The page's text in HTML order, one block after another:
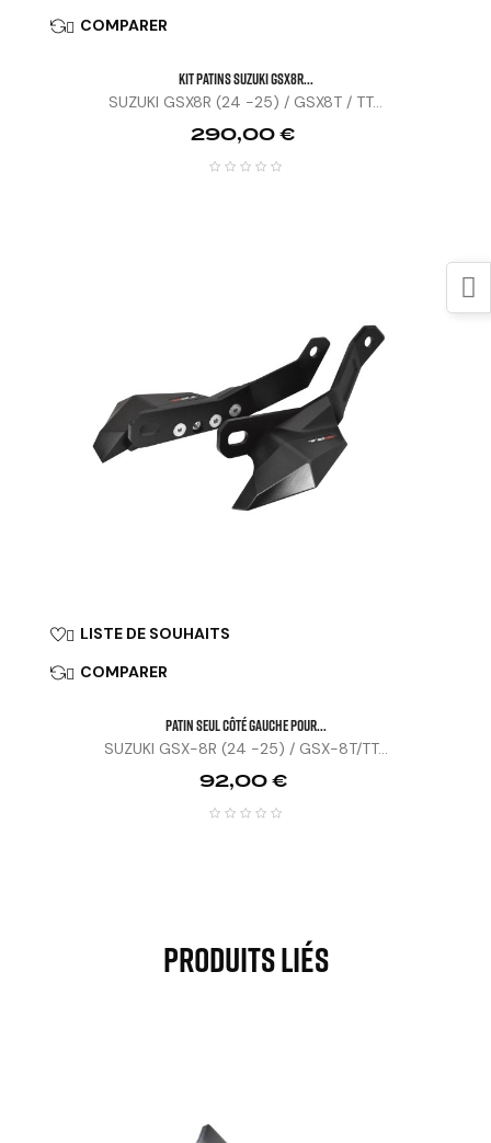
 COMPARER
KIT PATINS SUZUKI GSX8R...
SUZUKI GSX8R (24 -25) / GSX8T / TT...
Prix
290,00 €
 LISTE DE SOUHAITS
 COMPARER
Patin Seul Côté Gauche Pour...
SUZUKI GSX-8R (24 -25) / GSX-8T/TT...
Prix
92,00 €
Produits Liés